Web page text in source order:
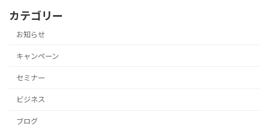
カテゴリー
お知らせ
キャンペーン
セミナー
ビジネス
ブログ